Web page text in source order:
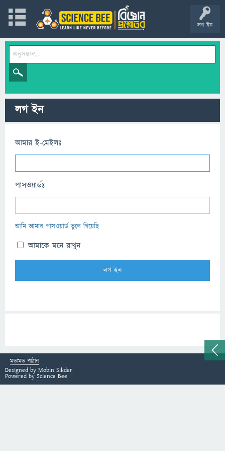
লগ ইন
লগ ইন
আমার ই-মেইলঃ
পাসওয়ার্ডঃ
আমি আমার পাসওয়ার্ড ভুলে গিয়েছি
আমাকে মনে রাখুন
মতামত পাঠান
Designed by Mobin Sikder
Powered by Science Bee